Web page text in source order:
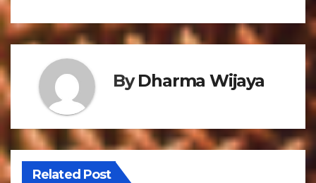
s
p
o
s
ByDharma Wijaya
Related Post